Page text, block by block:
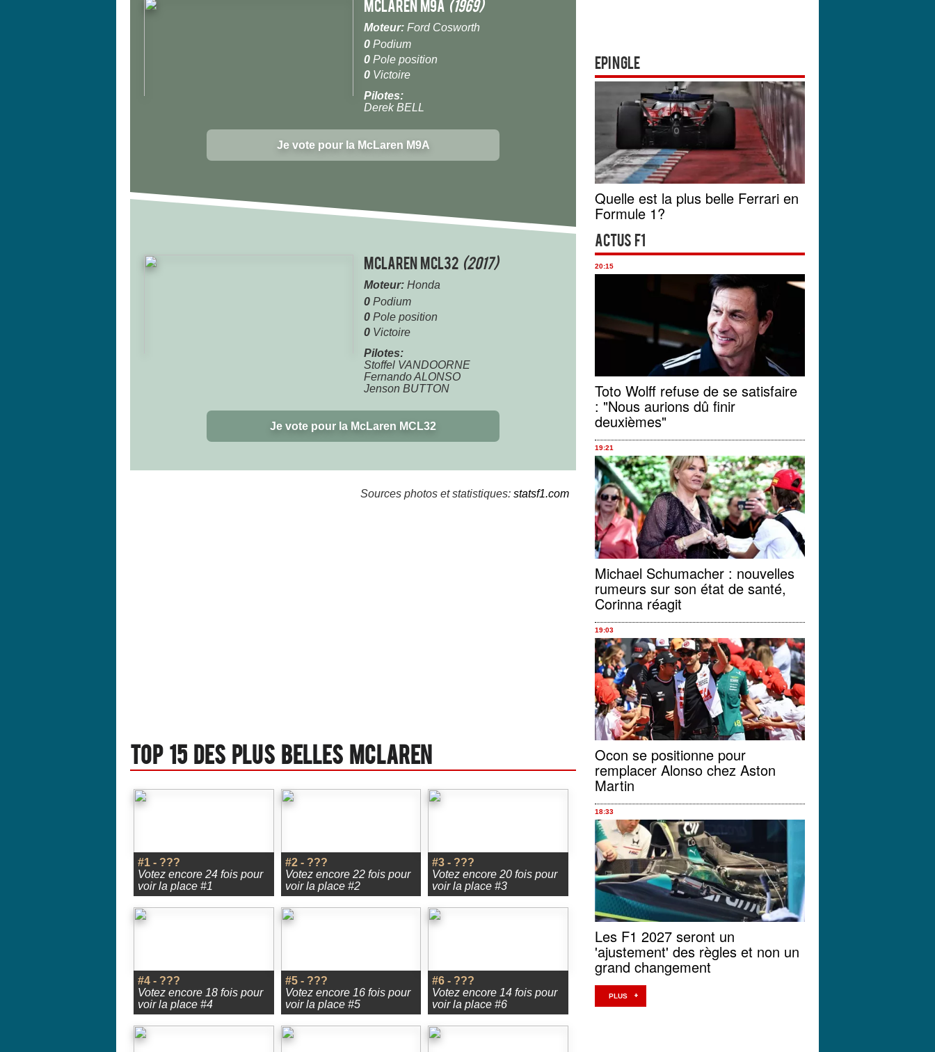
McLaren M9A (1969)
Moteur:Ford Cosworth
0Podium
0Pole position
0Victoire
Pilotes:
Derek BELL
Je vote pour la McLaren M9A
McLaren MCL32 (2017)
Moteur:Honda
0Podium
0Pole position
0Victoire
Pilotes:
Stoffel VANDOORNE
Fernando ALONSO
Jenson BUTTON
Je vote pour la McLaren MCL32
Sources photos et statistiques: statsf1.com
Top 15 des plus belles Mclaren
#1 - ???
Votez encore 24 fois pour
voir la place #1
#2 - ???
Votez encore 22 fois pour
voir la place #2
#3 - ???
Votez encore 20 fois pour
voir la place #3
#4 - ???
Votez encore 18 fois pour
voir la place #4
#5 - ???
Votez encore 16 fois pour
voir la place #5
#6 - ???
Votez encore 14 fois pour
voir la place #6
Epingle
Quelle est la plus belle Ferrari en
Formule 1?
Actus F1
20:15
Toto Wolff refuse de se satisfaire
: "Nous aurions dû finir
deuxièmes"
19:21
Michael Schumacher : nouvelles
rumeurs sur son état de santé,
Corinna réagit
19:03
Ocon se positionne pour
remplacer Alonso chez Aston
Martin
18:33
Les F1 2027 seront un
'ajustement' des règles et non un
grand changement
PLUS